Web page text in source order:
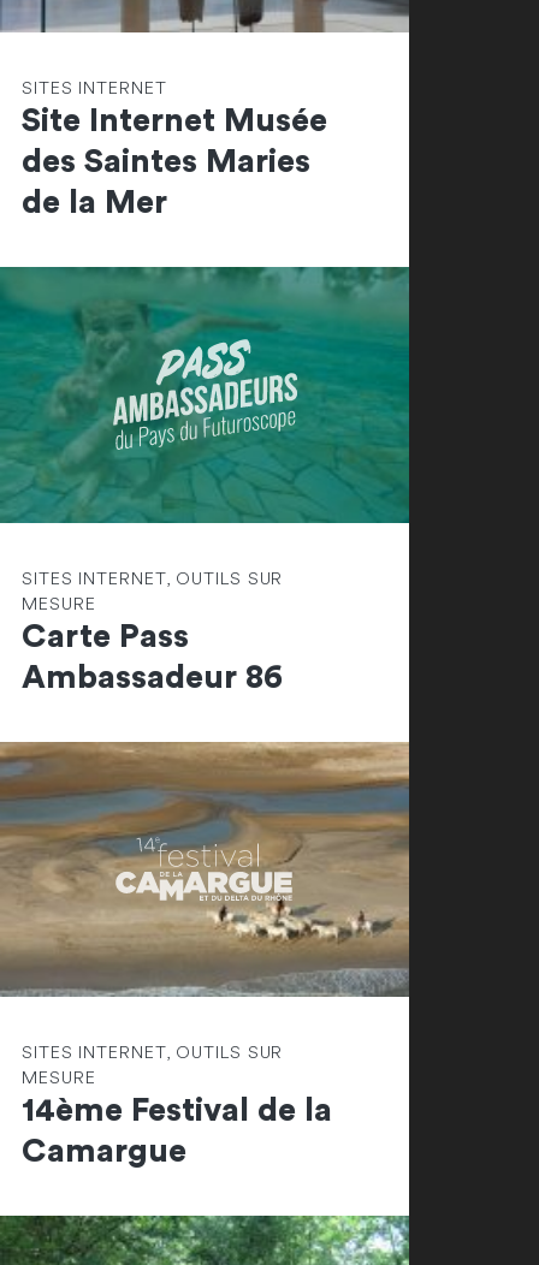
SITES INTERNET
Site Internet Musée
des Saintes Maries
de la Mer
SITES INTERNET, OUTILS SUR
MESURE
Carte Pass
Ambassadeur 86
SITES INTERNET, OUTILS SUR
MESURE
14ème Festival de la
Camargue